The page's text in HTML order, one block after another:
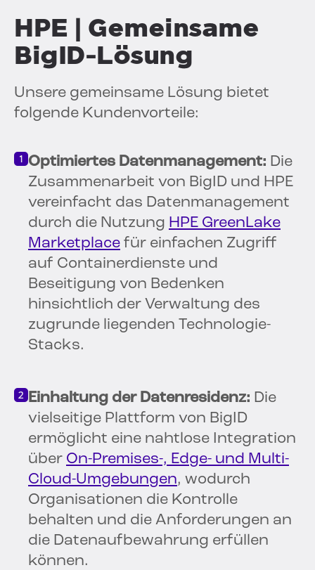
HPE | Gemeinsame
BigID-Lösung
Unsere gemeinsame Lösung bietet
folgende Kundenvorteile:
Optimiertes Datenmanagement: Die
Zusammenarbeit von BigID und HPE
vereinfacht das Datenmanagement
durch die Nutzung HPE GreenLake
Marketplace für einfachen Zugriff
auf Containerdienste und
Beseitigung von Bedenken
hinsichtlich der Verwaltung des
zugrunde liegenden Technologie-
Stacks.
Einhaltung der Datenresidenz: Die
vielseitige Plattform von BigID
ermöglicht eine nahtlose Integration
über On-Premises-, Edge- und Multi-
Cloud-Umgebungen, wodurch
Organisationen die Kontrolle
behalten und die Anforderungen an
die Datenaufbewahrung erfüllen
können.